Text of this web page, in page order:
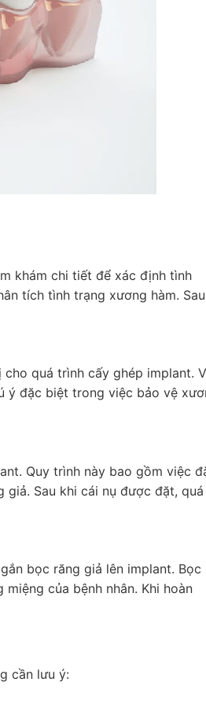
khám chi tiết để xác định tình
tích tình trạng xương hàm. Sau
quá trình cấy ghép implant.
ý đặc biệt trong việc bảo vệ
Quy trình này bao gồm việc
Sau khi cái nụ được đặt, quá
bọc răng giả lên implant. Bọc
của bệnh nhân. Khi hoàn
cần lưu ý: